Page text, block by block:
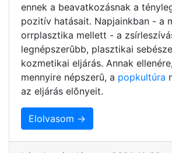
ennek a beavatkozásnak a
pozitív hatásait. Napjainkban - a
orrplasztika mellett - a
legnépszerûbb, plasztikai
kozmetikai eljárás. Annak
mennyire népszerû, a popkultúra
az eljárás elõnyeit.
Elolvasom →